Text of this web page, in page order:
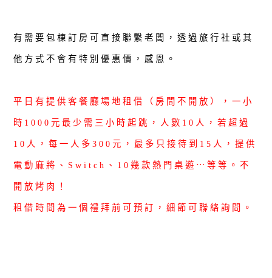
有需要包棟訂房可直接聯繫老闆，透過旅行社或其
他方式不會有特別優惠價，感恩。
平日有提供客餐廳場地租借（房間不開放），一小
時1000元最少需三小時起跳，人數10人，若超過
10人，每一人多300元，最多只接待到15人，提供
電動麻將、Switch、10幾款熱門桌遊⋯等等。不
開放烤肉！
租借時間為一個禮拜前可預訂，細節可聯絡詢問。